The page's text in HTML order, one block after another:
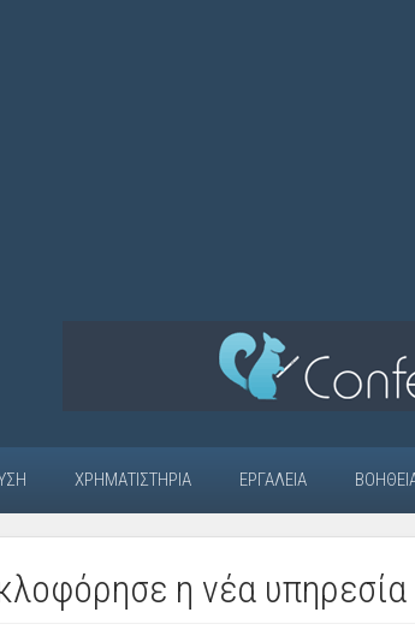
ΧΡΗΜΑΤΙΣΤΉΡΙΑ ΕΡΓΑΛΕΊΑ
η νέα